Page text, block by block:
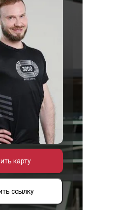
карту
ссылку